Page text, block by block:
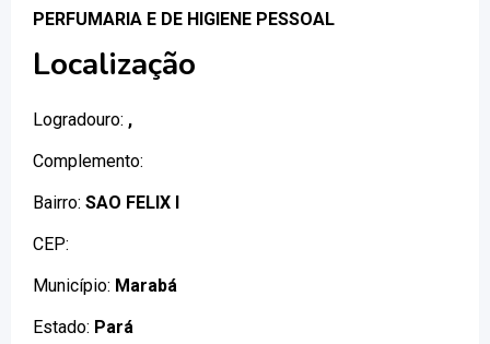
PERFUMARIA E DE HIGIENE PESSOAL
Localização
Logradouro: ,
Complemento:
Bairro: SAO FELIX I
CEP:
Município: Marabá
Estado: Pará